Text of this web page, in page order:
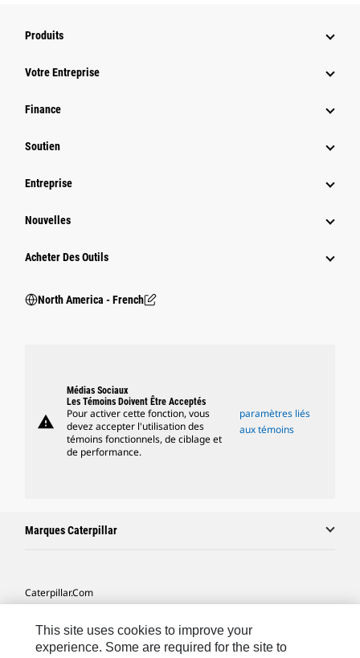
Produits
Votre Entreprise
Finance
Soutien
Entreprise
Nouvelles
Acheter Des Outils
North America - French
warning
Médias Sociaux
Les Témoins Doivent Être Acceptés
Pour activer cette fonction, vous
devez accepter l'utilisation des
témoins fonctionnels, de ciblage et
de performance.
paramètres liés
aux témoins
Marques Caterpillar
Caterpillar.com
Mes Préférences Marketing
This site uses cookies to improve your
experience. Some are required for the site to